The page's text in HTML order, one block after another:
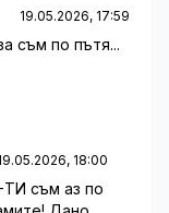
19.05.2026, 17:59
съм по пътя...
18:00
ТИ съм аз по